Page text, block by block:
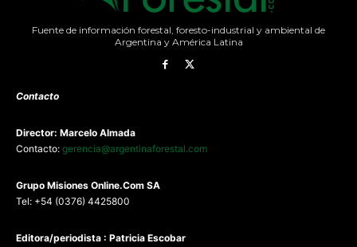
Fuente de información forestal, foresto-industrial y ambiental de
Argentina y América Latina
Contacto
Director: Marcelo Almada
Contacto: gerencia@argentinaforestal.com
Grupo Misiones Online.Com SA
Tel: +54 (0376) 4425800
Editora/periodista : Patricia Escobar